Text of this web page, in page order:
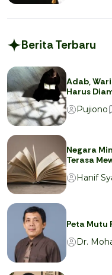
Berita Terbaru
Adab,
Harus
Pujiono
Negara
Terasa
Hanif
Peta Mutu
Dr.